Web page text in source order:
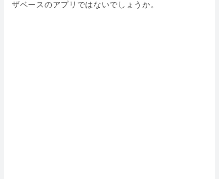
ザベースのアプリではないでしょうか。